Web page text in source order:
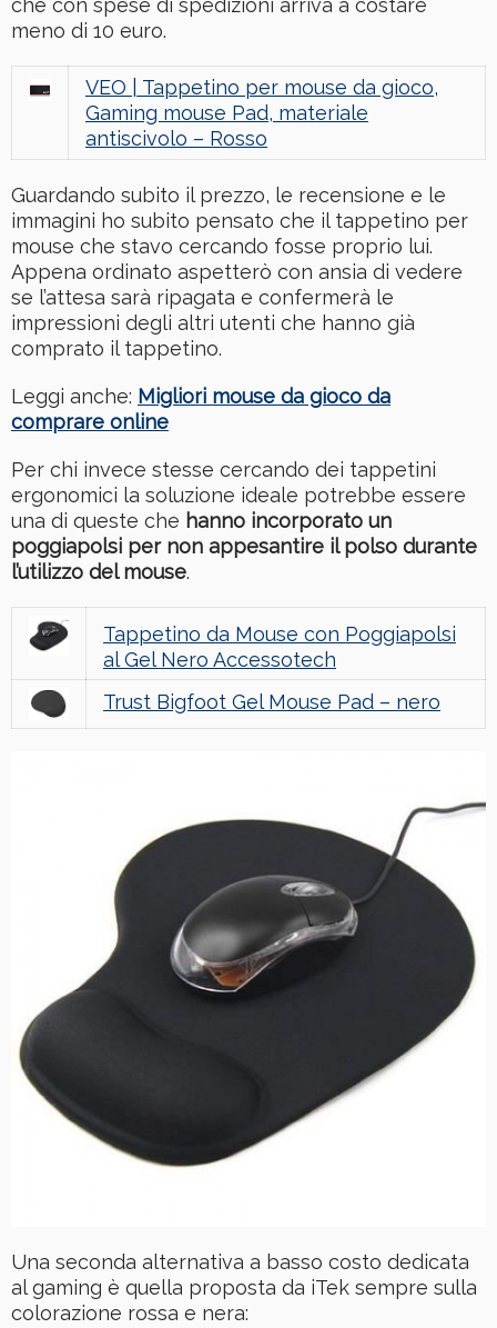
che con spese di spedizioni arriva a costare
meno di 10 euro.
VEO | Tappetino per mouse da gioco,
Gaming mouse Pad, materiale
antiscivolo – Rosso
Guardando subito il prezzo, le recensione e le
immagini ho subito pensato che il tappetino per
mouse che stavo cercando fosse proprio lui.
Appena ordinato aspetterò con ansia di vedere
se l’attesa sarà ripagata e confermerà le
impressioni degli altri utenti che hanno già
comprato il tappetino.
Leggi anche: Migliori mouse da gioco da
comprare online
Per chi invece stesse cercando dei tappetini
ergonomici la soluzione ideale potrebbe essere
una di queste che hanno incorporato un
poggiapolsi per non appesantire il polso durante
l’utilizzo del mouse.
Tappetino da Mouse con Poggiapolsi
al Gel Nero Accessotech
Trust Bigfoot Gel Mouse Pad – nero
Una seconda alternativa a basso costo dedicata
al gaming è quella proposta da iTek sempre sulla
colorazione rossa e nera: